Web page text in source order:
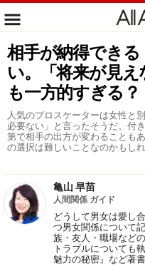
相手が納得でき
い。「将来が見え
も一方的すぎる？
人気のプロスケーターは女性と
必要ない」と言ったそうだ。付
第で相手の出方が変わることも
の選択は難しいことなのかもしれ
亀山 早苗
人間関係 ガイド
どうして男女は愛し
つ男女関係について
族・友人・職場など
トラブルについても
魅力の秘密』など著書